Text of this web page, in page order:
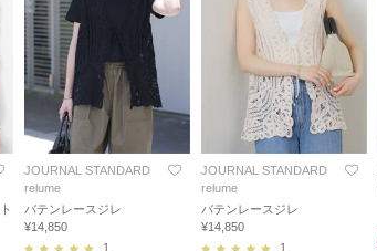
JOURNAL STANDARD
relume
バテンレースジレ
¥14,850
1
JOURNAL STANDARD
relume
バテンレースジレ
¥14,850
1